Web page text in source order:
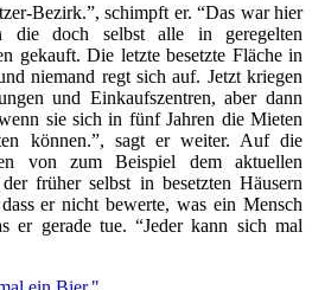
Bezirk.”, schimpft er. “Das war hier
die doch selbst alle in geregelten
gekauft. Die letzte besetzte Fläche in
niemand regt sich auf. Jetzt kriegen
und Einkaufszentren, aber dann
sie sich in fünf Jahren die Mieten
können.”, sagt er weiter. Auf die
von zum Beispiel dem aktuellen
früher selbst in besetzten Häusern
er nicht bewerte, was ein Mensch
er gerade tue. “Jeder kann sich mal